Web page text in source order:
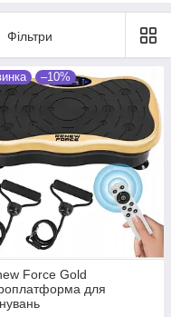
форми у
чи разом з
ми працюємо
➞
Фільтри
–10%
Force Gold
для